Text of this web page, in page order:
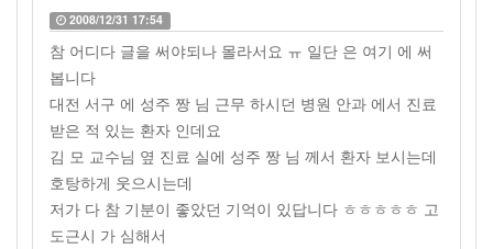
2008/12/31 17:54
참 어디다 글을 써야되나 몰라서요 ㅠ 일단 은 여기 에 써
봅니다
대전 서구 에 성주 짱 님 근무 하시던 병원 안과 에서 진료
받은 적 있는 환자 인데요
김 모 교수님 옆 진료 실에 성주 짱 님 께서 환자 보시는데
호탕하게 웃으시는데
저가 다 참 기분이 좋았던 기억이 있답니다 ㅎㅎㅎㅎㅎ 고
도근시 가 심해서